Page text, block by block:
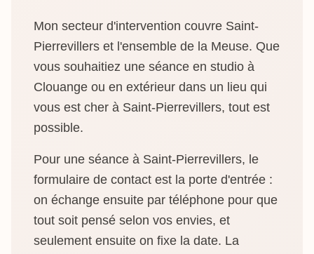
Mon secteur d'intervention couvre Saint-
Pierrevillers et l'ensemble de la Meuse. Que
vous souhaitiez une séance en studio à
Clouange ou en extérieur dans un lieu qui
vous est cher à Saint-Pierrevillers, tout est
possible.
Pour une séance à Saint-Pierrevillers, le
formulaire de contact est la porte d'entrée :
on échange ensuite par téléphone pour que
tout soit pensé selon vos envies, et
seulement ensuite on fixe la date. La